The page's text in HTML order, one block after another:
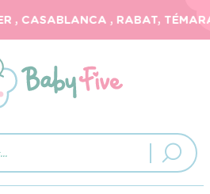
CASABLANCA , RABAT,